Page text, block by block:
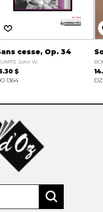
cesse, Op. 34
John W.
$
1364